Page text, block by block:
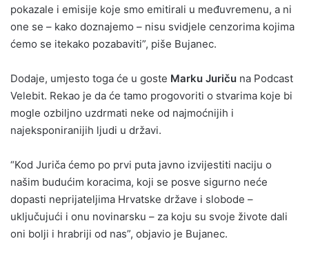
pokazale i emisije koje smo emitirali u međuvremenu, a ni
one se – kako doznajemo – nisu svidjele cenzorima kojima
ćemo se itekako pozabaviti”, piše Bujanec.
Dodaje, umjesto toga će u goste Marku Juriču na Podcast
Velebit. Rekao je da će tamo progovoriti o stvarima koje bi
mogle ozbiljno uzdrmati neke od najmoćnijih i
najeksponiranijih ljudi u državi.
“Kod Juriča ćemo po prvi puta javno izvijestiti naciju o
našim budućim koracima, koji se posve sigurno neće
dopasti neprijateljima Hrvatske države i slobode –
uključujući i onu novinarsku – za koju su svoje živote dali
oni bolji i hrabriji od nas”, objavio je Bujanec.